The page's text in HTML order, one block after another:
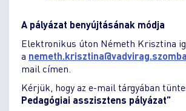
A pályázat benyújtásának módja
Elektronikus úton Németh Krisztina
a nemeth.krisztina
mail címen.
Kérjük, hogy az e-mail tárgyában
Pedagógiai asszisztens pályázat”